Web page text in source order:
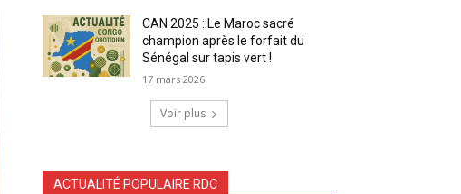
CAN 2025 : Le Maroc sacré
champion après le forfait du
Sénégal sur tapis vert !
17 mars 2026
Voir plus
ACTUALITÉ POPULAIRE RDC